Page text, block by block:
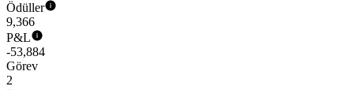
Ödüller
9,366
P&L
-53,884
Görev
2